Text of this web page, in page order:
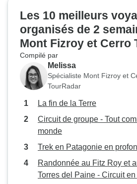
Les 10 meilleurs
organisés de 2
Mont Fizroy et Cerro
Compilé par
Melissa
Spécialiste Mont Fizroy et
TourRadar
La fin de la Terre
Circuit de groupe - Tout
monde
Trek en Patagonie en
Randonnée au Fitz Roy et
Torres del Paine - Circuit